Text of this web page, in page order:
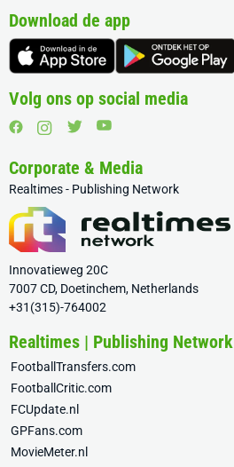
Download de app
Volg ons op social media
Corporate & Media
Realtimes - Publishing Network
Innovatieweg 20C
7007 CD, Doetinchem, Netherlands
+31(315)-764002
Realtimes | Publishing Network
FootballTransfers.com
FootballCritic.com
FCUpdate.nl
GPFans.com
MovieMeter.nl